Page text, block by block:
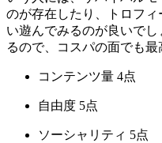
のが存在したり、トロフ
い遊んでみるのが良いで
るので、コスパの面でも最
コンテンツ量 4点
自由度 5点
ソーシャリティ 5点